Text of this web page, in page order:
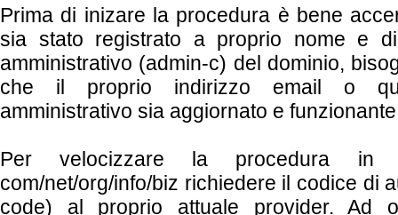
Prima di inizare la procedura è bene
sia stato registrato a proprio nome e
amministrativo (admin-c) del dominio,
che il proprio indirizzo email o
amministrativo sia aggiornato e
Per velocizzare la procedura in
com/net/org/info/biz richiedere il codice di
code) al proprio attuale provider. Ad